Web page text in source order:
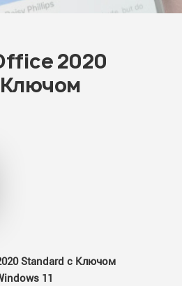
2020
Standard с Ключом
11